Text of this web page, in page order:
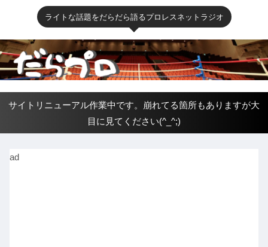
ライトな話題をだらだら語るプロレスネットラジオ
サイトリニューアル作業中です。崩れてる箇所もありますが大
目に見てください(^_^;)
ad